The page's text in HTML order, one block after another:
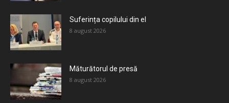
Suferința copilului din el
8 august 2026
Măturătorul de presă
8 august 2026